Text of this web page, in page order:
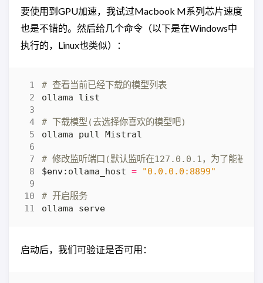
要使用到GPU加速，我试过Macbook M系列芯片速度
也是不错的。然后给几个命令（以下是在Windows中
执行的，Linux也类似）：
# 查看当前已经下载的模型列表
# 下载模型(去选择你喜欢的模型吧)
# 修改监听端口(默认监听在127.0.0.1，为了能被外
$env:ollama_host = "0.0.0.0:8899"
# 开启服务
启动后，我们可验证是否可用：